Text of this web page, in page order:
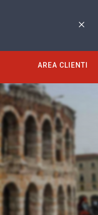
AREA CLIENTI